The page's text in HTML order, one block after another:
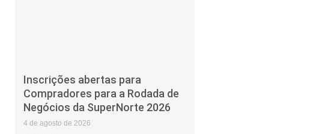
Inscrições abertas para
Compradores para a Rodada de
Negócios da SuperNorte 2026
4 de agosto de 2026